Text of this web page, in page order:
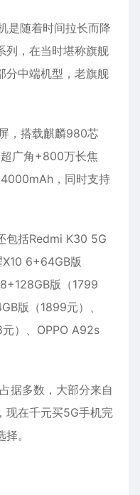
是随着时间拉长而降
列，在当时堪称旗舰
分中端机型，老旗舰
，搭载麒麟980芯
广角+800万长焦
，同时支持
包括Redmi K30 5G
6+64GB版
版（1799
版（1899元）、
）、OPPO A92s
据多数，大部分来自
现在千元买5G手机完
。